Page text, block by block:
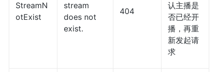
StreamN
otExist
stream
does not
exist.
404
认主播是
否已经开
播，再重
新发起请
求